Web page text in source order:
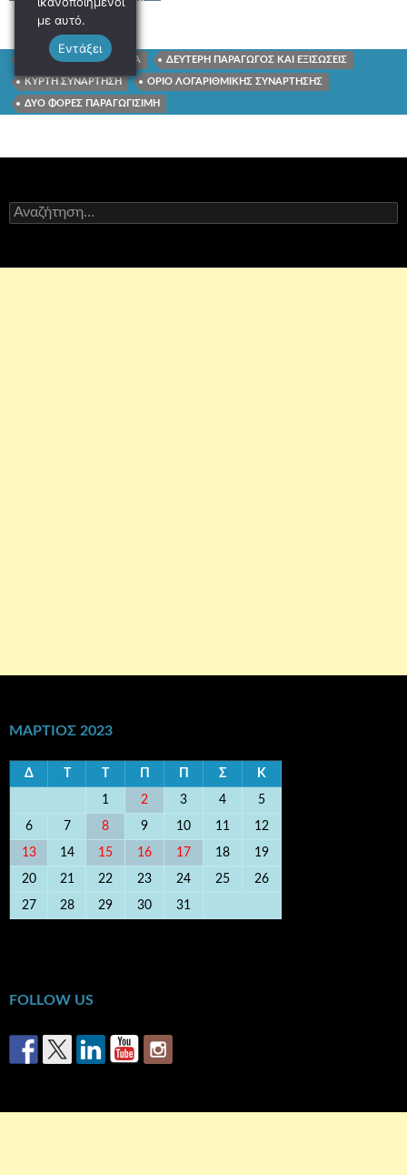
ΤΡΙΓΩΝΟΜΕΤΡΙΚΑ ΟΡΙΑ ΔΕΥΤΕΡΗ ΠΑΡΑΓΩΓΟΣ ΚΑΙ ΕΞΙΣΩΣΕΙΣ
ΚΥΡΤΗ ΣΥΝΑΡΤΗΣΗ ΟΡΙΟ ΛΟΓΑΡΙΘΜΙΚΗΣ ΣΥΝΑΡΤΗΣΗΣ
ΔΥΟ ΦΟΡΕΣ ΠΑΡΑΓΩΓΙΣΙΜΗ
Αναζήτηση
για:
ΜΆΡΤΙΟΣ 2023
Δ Τ Τ Π Π Σ Κ
1 2 3 4 5
6 7 8 9 10 11 12
13 14 15 16 17 18 19
20 21 22 23 24 25 26
27 28 29 30 31
FOLLOW US
με αυτό.
Εντάξει